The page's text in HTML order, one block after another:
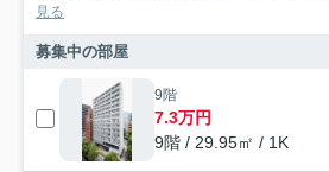
見る
募集中の部屋
9階
7.3万円
9階 / 29.95㎡ / 1K